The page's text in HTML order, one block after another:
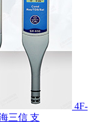
4F-
三信 支